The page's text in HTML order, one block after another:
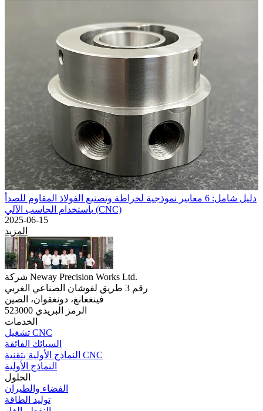
دليل شامل: 6 معايير نموذجية لخراطة وتصنيع الفولاذ المقاوم للصدأ
باستخدام الحاسب الآلي (CNC)
2025-06-15
المزيد
شركة Neway Precision Works Ltd.
رقم 3 طريق لفوشان الصناعي الغربي
فينغغانغ، دونغقوان، الصين
الرمز البريدي 523000
الخدمات
تشغيل CNC
السبائك الفائقة
النماذج الأولية بتقنية CNC
النماذج الأولية
الحلول
الفضاء والطيران
توليد الطاقة